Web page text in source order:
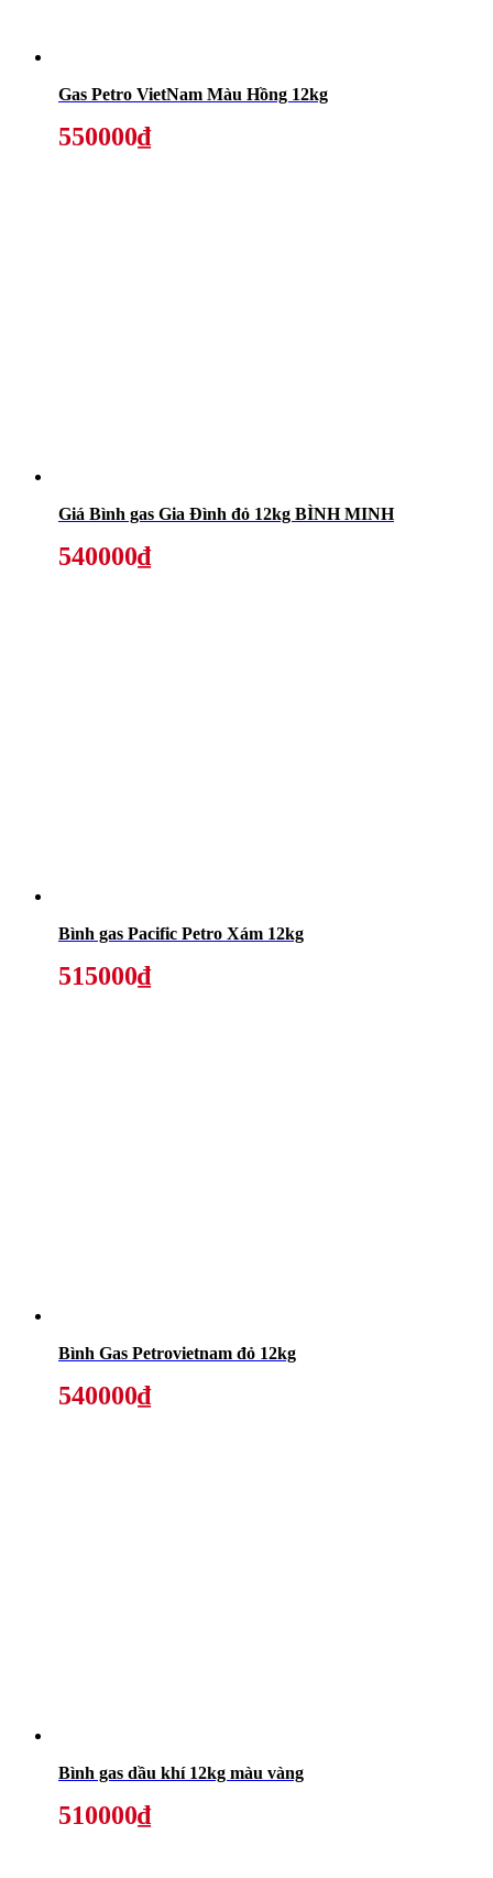
Gas Petro VietNam Màu Hồng 12kg
550000₫
Giá Bình gas Gia Đình đỏ 12kg BÌNH MINH
540000₫
Bình gas Pacific Petro Xám 12kg
515000₫
Bình Gas Petrovietnam đỏ 12kg
540000₫
Bình gas dầu khí 12kg màu vàng
510000₫